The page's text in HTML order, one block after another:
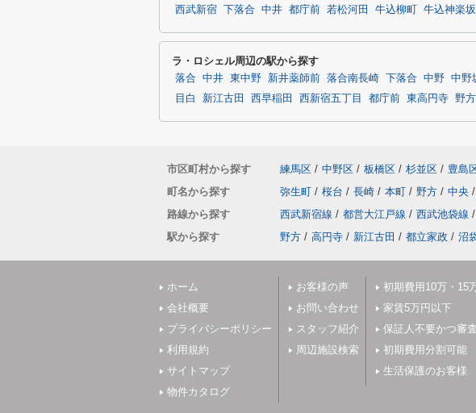
西武新宿
下落合 中井 都庁前 若松河田 牛込柳町 牛込神楽坂
ラ・ロシェル周辺の駅から探す
落合 中井 東中野 新井薬師前 落合南長崎 下落合 中野 中野
目白
新江古田 西早稲田 西新宿五丁目 都庁前 東高円寺 野方
市区町村から探す 練馬区 / 中野区 / 板橋区 / 杉並区 / 豊島
町名から探す
弥生町 / 桜台 / 長崎 / 本町 / 野方 / 中央 /
路線から探す
西武新宿線 / 都営大江戸線 / 西武池袋線 /
駅から探す
野方 / 高円寺 / 新江古田 / 都立家政 / 沼
ホーム
会社概要
プライバシーポリシー
利用規約
サイトマップ
物件カタログ
お客様の声
お問い合わせ
スタッフ紹介
周辺施設検索
初期費用10万・15
家賃5万円以下
保証人不要かつ審
初期費用分割可能
生活保護のお客様